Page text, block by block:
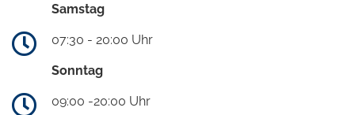
Samstag
07:30 - 20:00 Uhr
Sonntag
09:00 -20:00 Uhr